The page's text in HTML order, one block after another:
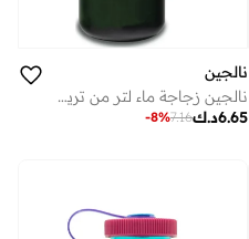
نالجين
نالجين زجاجة ماء لتر من تريتان رينيو
د.ك6.65
7.16
-8%